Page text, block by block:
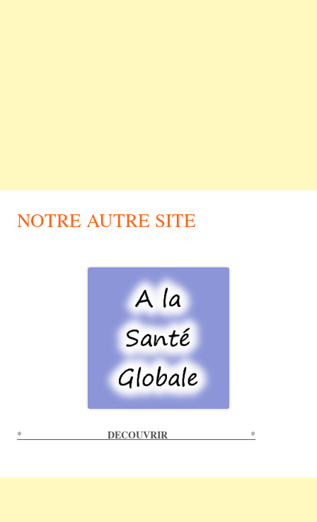
NOTRE AUTRE SITE
* DECOUVRIR *